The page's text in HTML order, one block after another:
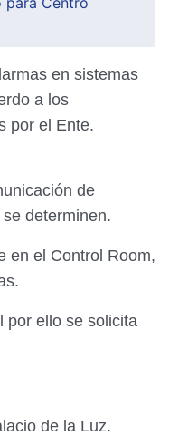
en sistemas
a los
por el Ente.
de
determinen.
en el Control Room,
por ello se solicita
de la Luz.